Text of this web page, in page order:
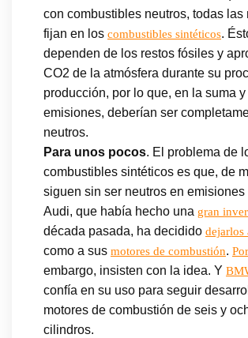
con combustibles neutros, todas las
fijan en los combustibles sintéticos.
dependen de los restos fósiles y
CO2 de la atmósfera durante su
producción, por lo que, en la suma
emisiones, deberían ser
neutros.
Para unos pocos. El problema de
combustibles sintéticos es que, de
siguen sin ser neutros en emisiones
Audi, que había hecho una gran
década pasada, ha decidido dejarlos
como a sus motores de combustión.
embargo, insisten con la idea. Y
confía en su uso para seguir
motores de combustión de seis y
cilindros.